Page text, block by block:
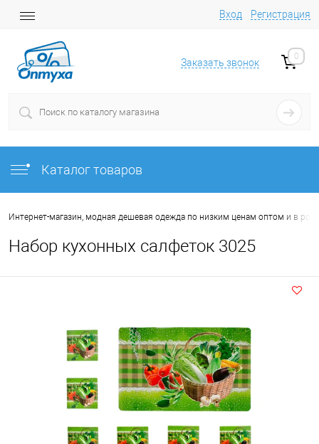
Вход Регистрация
Заказать звонок
0
Каталог товаров
Интернет-магазин, модная дешевая одежда по низким ценам оптом и в
Набор кухонных салфеток 3025